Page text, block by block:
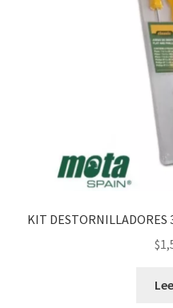
KIT DESTORNILLADORES
$